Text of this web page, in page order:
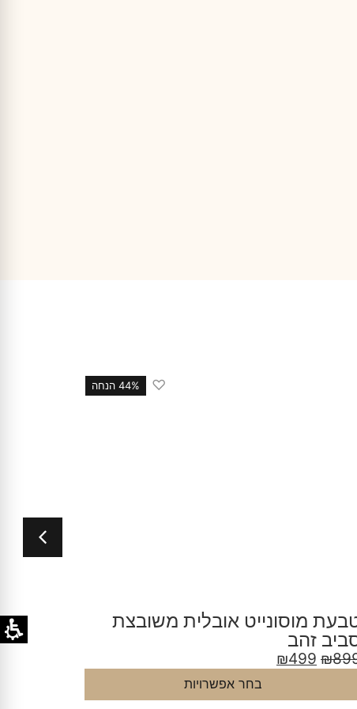
44% הנחה ♡
מוסונייט אובלית משובצת
זהב
₪
₪499
בחר אפשרויות
כסף